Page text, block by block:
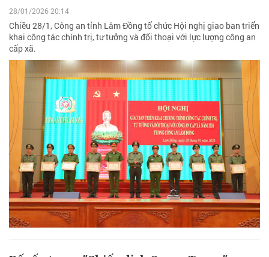
28/01/2026 20:14
Chiều 28/1, Công an tỉnh Lâm Đồng tổ chức Hội nghị giao ban triển
khai công tác chính trị, tư tưởng và đối thoại với lực lượng công an
cấp xã.